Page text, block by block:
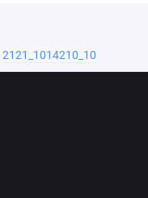
2121_1014210_10